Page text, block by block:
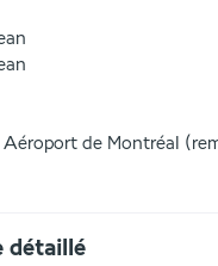
de Montréal
détaillé